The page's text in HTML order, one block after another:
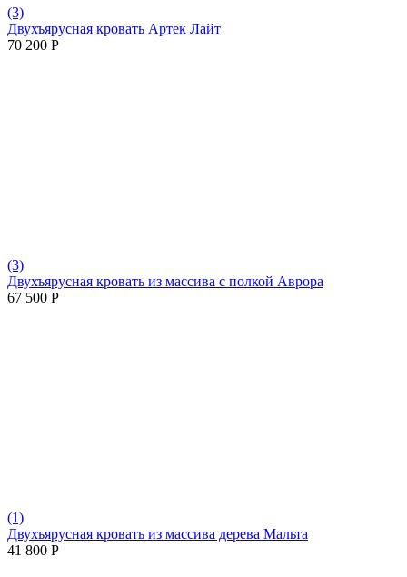
(3)
Двухъярусная кровать Артек Лайт
70 200 Р
(3)
Двухъярусная кровать из массива с полкой Аврора
67 500 Р
(1)
Двухъярусная кровать из массива дерева Мальта
41 800 Р